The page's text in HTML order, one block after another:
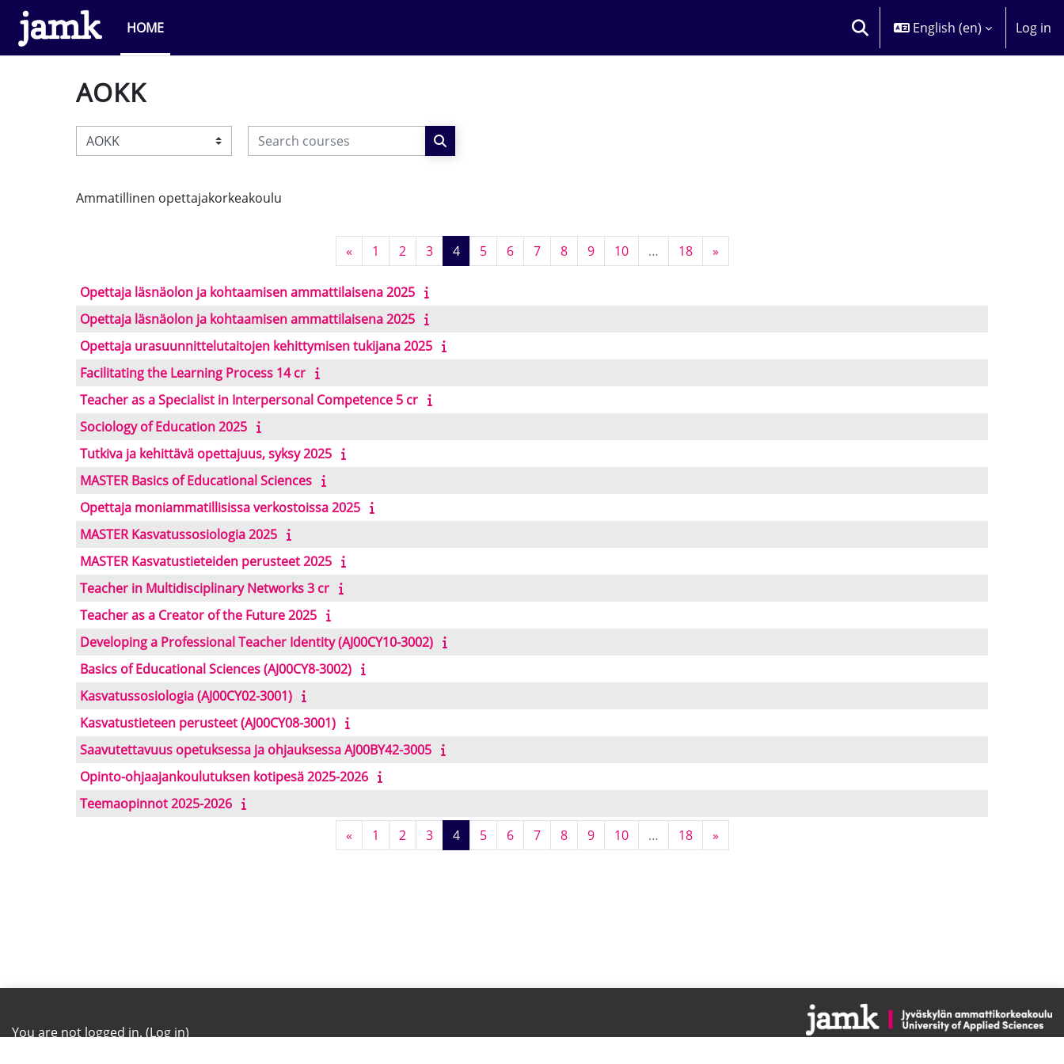
Skip to main content
HOME
TOGGLE SEARCH INPUT
English ‎(en)‎ Log in
AOKK
Course categories
Search courses
Search courses
Ammatillinen opettajakorkeakoulu
«Previous page
1 Page 1
2Page 2
3Page 3
4Page 4
5Page 5
6Page 6
7Page 7
8Page 8
9Page 9
10Page 10
… 18Page 18
»Next page
Opettaja läsnäolon ja kohtaamisen ammattilaisena 2025
Opettaja läsnäolon ja kohtaamisen ammattilaisena 2025
Opettaja urasuunnittelutaitojen kehittymisen tukijana 2025
Facilitating the Learning Process 14 cr
Teacher as a Specialist in Interpersonal Competence 5 cr
Sociology of Education 2025
Tutkiva ja kehittävä opettajuus, syksy 2025
MASTER Basics of Educational Sciences
Opettaja moniammatillisissa verkostoissa 2025
MASTER Kasvatussosiologia 2025
MASTER Kasvatustieteiden perusteet 2025
Teacher in Multidisciplinary Networks 3 cr
Teacher as a Creator of the Future 2025
Developing a Professional Teacher Identity (AJ00CY10-3002)
Basics of Educational Sciences (AJ00CY8-3002)
Kasvatussosiologia (AJ00CY02-3001)
Kasvatustieteen perusteet (AJ00CY08-3001)
Saavutettavuus opetuksessa ja ohjauksessa AJ00BY42-3005
Opinto-ohjaajankoulutuksen kotipesä 2025-2026
Teemaopinnot 2025-2026
«Previous page
1 Page 1
2Page 2
3Page 3
4Page 4
5Page 5
6Page 6
7Page 7
8Page 8
9Page 9
10Page 10
… 18Page 18
»Next page
You are not logged in. (Log in)